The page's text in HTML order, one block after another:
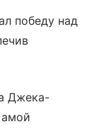
победу над
Джека-